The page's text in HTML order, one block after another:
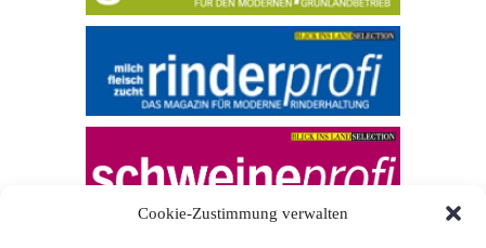
Cookie-Zustimmung verwalten